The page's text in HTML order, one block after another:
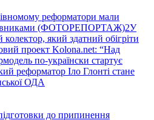
реформатори мали
(ФОТОРЕПОРТАЖ)2У
який здатний обігріти
проект Kolona.net: “Над
по-українски стартує
реформатор Іло Глонті стане
ОДА
до припинення